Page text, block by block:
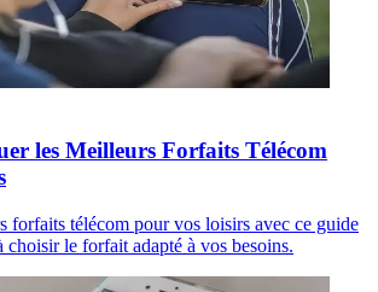
les Meilleurs Forfaits Télécom
forfaits télécom pour vos loisirs avec ce guide
choisir le forfait adapté à vos besoins.